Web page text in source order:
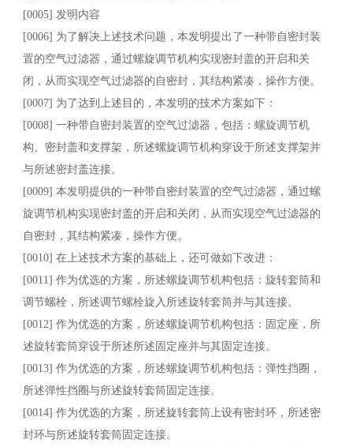
[0005] 发明内容
[0006] 为了解决上述技术问题，本发明提出了一种带自密封装
置的空气过滤器，通过螺旋调节机构实现密封盖的开启和关
闭，从而实现空气过滤器的自密封，其结构紧凑，操作方便。
[0007] 为了达到上述目的，本发明的技术方案如下：
[0008] 一种带自密封装置的空气过滤器，包括：螺旋调节机
构、密封盖和支撑架，所述螺旋调节机构穿设于所述支撑架并
与所述密封盖连接。
[0009] 本发明提供的一种带自密封装置的空气过滤器，通过螺
旋调节机构实现密封盖的开启和关闭，从而实现空气过滤器的
自密封，其结构紧凑，操作方便。
[0010] 在上述技术方案的基础上，还可做如下改进：
[0011] 作为优选的方案，所述螺旋调节机构包括：旋转套筒和
调节螺栓，所述调节螺栓旋入所述旋转套筒并与其连接。
[0012] 作为优选的方案，所述螺旋调节机构包括：固定座，所
述旋转套筒穿设于所述所述固定座并与其固定连接。
[0013] 作为优选的方案，所述螺旋调节机构包括：弹性挡圈，
所述弹性挡圈与所述旋转套筒固定连接。
[0014] 作为优选的方案，所述旋转套筒上设有密封环，所述密
封环与所述旋转套筒固定连接。